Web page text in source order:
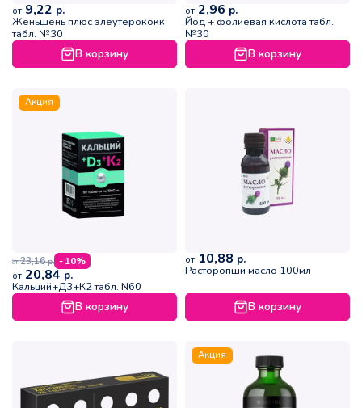
от 9,22 р.
Женьшень плюс элеутерококк
табл. №30
В корзину
от 2,96 р.
Йод + фолиевая кислота табл.
№30
В корзину
Акция
от 23,16р. - 10%
от 20,84 р.
Кальций+Д3+К2 табл. N60
В корзину
от 10,88 р.
Расторопши масло 100мл
В корзину
Акция